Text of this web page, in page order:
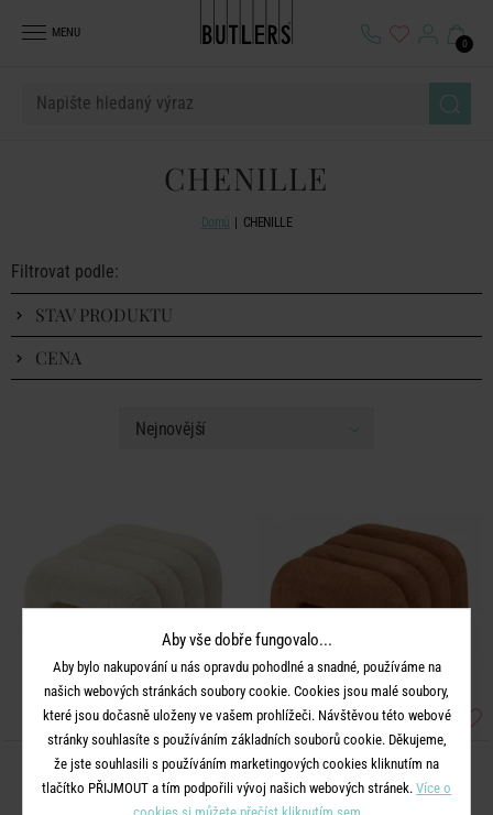
MENU
0
CHENILLE
Domů CHENILLE
Filtrovat podle:
STAV PRODUKTU
CENA
CHENILLE
Taburet plyšový 40 cm - krémová
CHENILLE
Taburet plyšový 40 cm - terakota
Aby vše dobře fungovalo...
Aby bylo nakupování u nás opravdu pohodlné a snadné, používáme na
našich webových stránkách soubory cookie. Cookies jsou malé soubory,
které jsou dočasně uloženy ve vašem prohlížeči. Návštěvou této webové
stránky souhlasíte s používáním základních souborů cookie. Děkujeme,
že jste souhlasili s používáním marketingových cookies kliknutím na
tlačítko PŘIJMOUT a tím podpořili vývoj našich webových stránek. Více o
cookies si můžete přečíst kliknutím sem